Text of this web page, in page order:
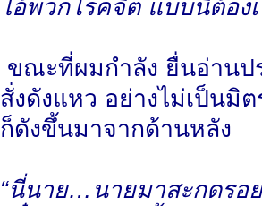
ไอ้พวกโรคจิต แบบนี้ต้อง
ขณะที่ผมกำลัง ยื่นอ่านป
สั่งดังแหว อย่างไม่เป็นมิต
ก็ดังขึ้นมาจากด้านหลัง
“นี่นาย…นายมาสะกดรอ